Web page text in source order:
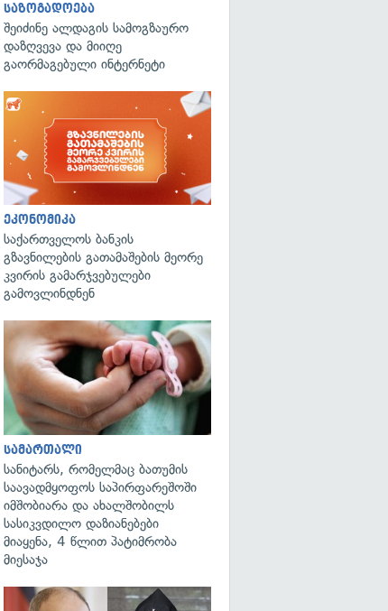
საზოგადოება
შეიძინე ალდაგის სამოგზაურო
დაზღვევა და მიიღე
გაორმაგებული ინტერნეტი
ეკონომიკა
საქართველოს ბანკის
გზავნილების გათამაშების მეორე
კვირის გამარჯვებულები
გამოვლინდნენ
სამართალი
სანიტარს, რომელმაც ბათუმის
საავადმყოფოს საპირფარეშოში
იმშობიარა და ახალშობილს
სასიკვდილო დაზიანებები
მიაყენა, 4 წლით პატიმრობა
მიესაჯა